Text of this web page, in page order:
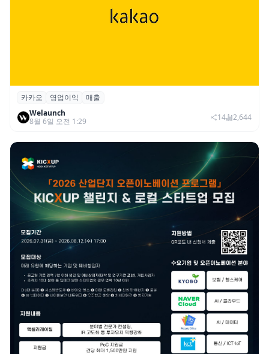
카카오, 2026년 2분기 매출 2조985억·영업
이익 2770억…역대 분기 최대
카카오 영업이익
매출
Welaunch
8월 6일 오전 1:29
14 2,644